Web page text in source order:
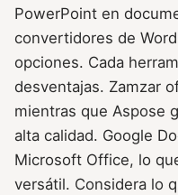
PowerPoint en
convertidores de
opciones. Cada
desventajas. Zamzar
mientras que Aspose
alta calidad. Google
Microsoft Office, lo
versátil. Considera lo